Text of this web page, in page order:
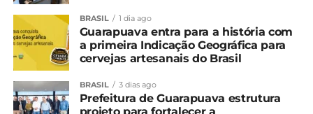
BRASIL 1 dia ago
Guarapuava entra para a história com
a primeira Indicação Geográfica para
cervejas artesanais do Brasil
BRASIL 3 dias ago
Prefeitura de Guarapuava estrutura